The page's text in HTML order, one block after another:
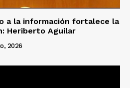
a la información fortalece la
Heriberto Aguilar
2026